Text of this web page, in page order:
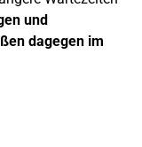
und
dagegen im